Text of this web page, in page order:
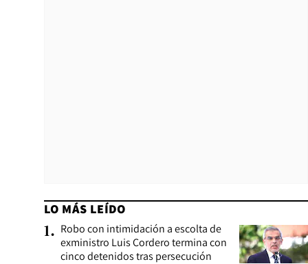
LO MÁS LEÍDO
1. Robo con intimidación a escolta de
exministro Luis Cordero termina con
cinco detenidos tras persecución